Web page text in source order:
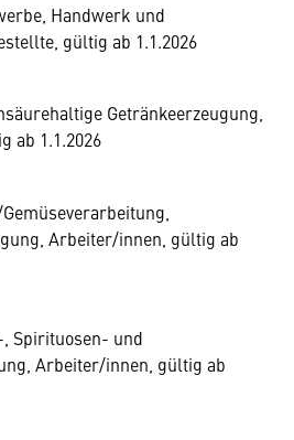
Handwerk und
gültig ab 1.1.2026
Getränkeerzeugung,
ab 1.1.2026
Arbeiter/innen, gültig ab
Spirituosen- und
Arbeiter/innen, gültig ab